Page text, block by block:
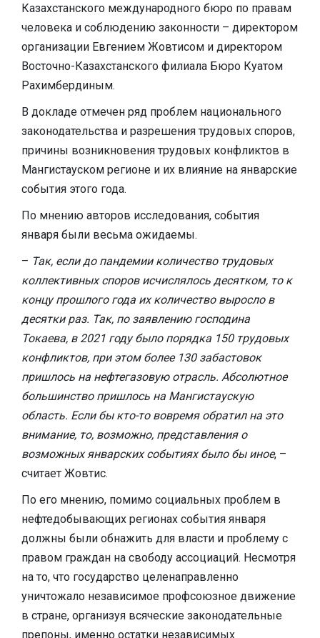
Казахстанского международного бюро по правам
человека и соблюдению законности – директором
организации Евгением Жовтисом и директором
Восточно-Казахстанского филиала Бюро Куатом
Рахимбердиным.
В докладе отмечен ряд проблем национального
законодательства и разрешения трудовых споров,
причины возникновения трудовых конфликтов в
Мангистауском регионе и их влияние на январские
события этого года.
По мнению авторов исследования, события
января были весьма ожидаемы.
– Так, если до пандемии количество трудовых
коллективных споров исчислялось десятком, то к
концу прошлого года их количество выросло в
десятки раз. Так, по заявлению господина
Токаева, в 2021 году было порядка 150 трудовых
конфликтов, при этом более 130 забастовок
пришлось на нефтегазовую отрасль. Абсолютное
большинство пришлось на Мангистаускую
область. Если бы кто-то вовремя обратил на это
внимание, то, возможно, представления о
возможных январских событиях было бы иное, –
считает Жовтис.
По его мнению, помимо социальных проблем в
нефтедобывающих регионах события января
должны были обнажить для власти и проблему с
правом граждан на свободу ассоциаций. Несмотря
на то, что государство целенаправленно
уничтожало независимое профсоюзное движение
в стране, организуя всяческие законодательные
препоны, именно остатки независимых